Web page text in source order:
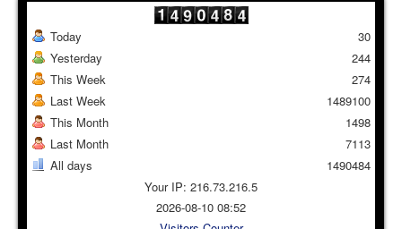
Today
Yesterday
This Week
Last Week
This Month
Last Month
All days
30
244
274
1489100
1498
7113
1490484
Your IP: 216.73.216.5
2026-08-10 08:52